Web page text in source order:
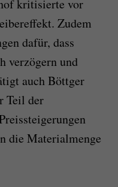
kritisierte vor
Zudem
dafür, dass
verzögern und
auch Böttger
Teil der
die Materialmenge